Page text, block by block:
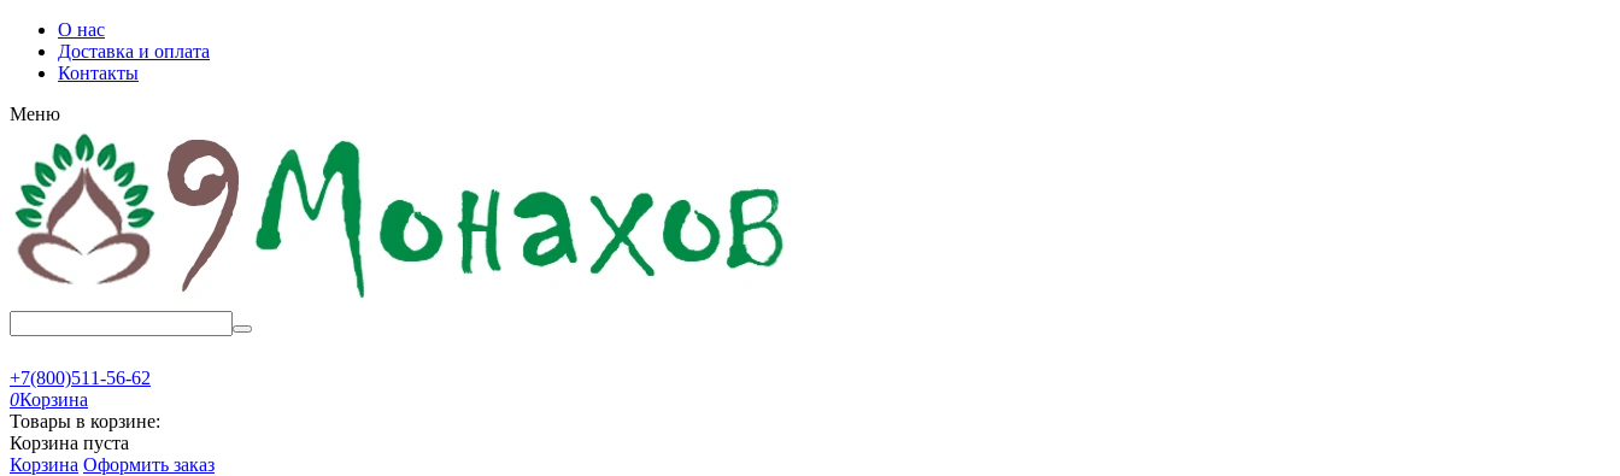
О нас
Доставка и оплата
Контакты
Меню
+7(800)511-56-62
0Корзина
Товары в корзине:
Корзина пуста
Корзина Оформить заказ